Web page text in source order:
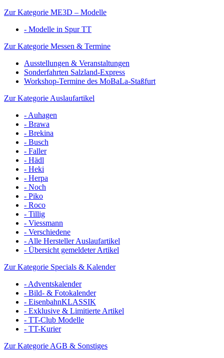
Zur Kategorie ME3D – Modelle
- Modelle in Spur TT
Zur Kategorie Messen & Termine
Ausstellungen & Veranstaltungen
Sonderfahrten Salzland-Express
Workshop-Termine des MoBaLa-Staßfurt
Zur Kategorie Auslaufartikel
- Auhagen
- Brawa
- Brekina
- Busch
- Faller
- Hädl
- Heki
- Herpa
- Noch
- Piko
- Roco
- Tillig
- Viessmann
- Verschiedene
- Alle Hersteller Auslaufartikel
- Übersicht gemeldeter Artikel
Zur Kategorie Specials & Kalender
- Adventskalender
- Bild- & Fotokalender
- EisenbahnKLASSIK
- Exklusive & Limitierte Artikel
- TT-Club Modelle
- TT-Kurier
Zur Kategorie AGB & Sonstiges